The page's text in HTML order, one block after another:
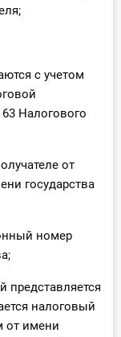
с учетом
Налогового
от
государства
номер
представляется
налоговый
от имени